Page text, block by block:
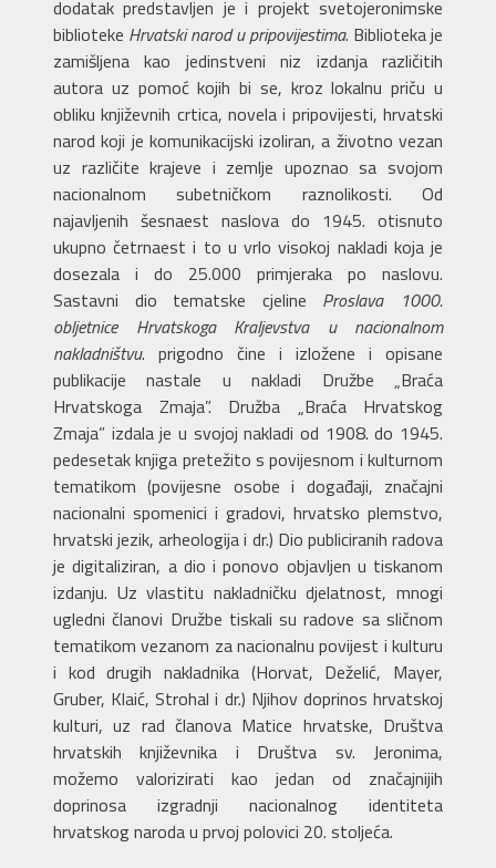
dodatak predstavljen je i projekt svetojeronimske
biblioteke Hrvatski narod u pripovijestima. Biblioteka je
zamišljena kao jedinstveni niz izdanja različitih
autora uz pomoć kojih bi se, kroz lokalnu priču u
obliku književnih crtica, novela i pripovijesti, hrvatski
narod koji je komunikacijski izoliran, a životno vezan
uz različite krajeve i zemlje upoznao sa svojom
nacionalnom subetničkom raznolikosti. Od
najavljenih šesnaest naslova do 1945. otisnuto
ukupno četrnaest i to u vrlo visokoj nakladi koja je
dosezala i do 25.000 primjeraka po naslovu.
Sastavni dio tematske cjeline Proslava 1000.
obljetnice Hrvatskoga Kraljevstva u nacionalnom
nakladništvu. prigodno čine i izložene i opisane
publikacije nastale u nakladi Družbe „Braća
Hrvatskoga Zmaja”. Družba „Braća Hrvatskog
Zmaja” izdala je u svojoj nakladi od 1908. do 1945.
pedesetak knjiga pretežito s povijesnom i kulturnom
tematikom (povijesne osobe i događaji, značajni
nacionalni spomenici i gradovi, hrvatsko plemstvo,
hrvatski jezik, arheologija i dr.) Dio publiciranih radova
je digitaliziran, a dio i ponovo objavljen u tiskanom
izdanju. Uz vlastitu nakladničku djelatnost, mnogi
ugledni članovi Družbe tiskali su radove sa sličnom
tematikom vezanom za nacionalnu povijest i kulturu
i kod drugih nakladnika (Horvat, Deželić, Mayer,
Gruber, Klaić, Strohal i dr.) Njihov doprinos hrvatskoj
kulturi, uz rad članova Matice hrvatske, Društva
hrvatskih književnika i Društva sv. Jeronima,
možemo valorizirati kao jedan od značajnijih
doprinosa izgradnji nacionalnog identiteta
hrvatskog naroda u prvoj polovici 20. stoljeća.